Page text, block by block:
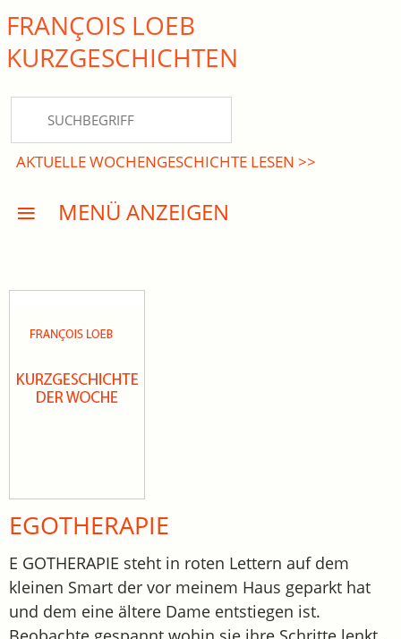
close Submenü
KURZGESCHICHTEN
DREISATZROMANE
PRESSE
FRANÇOIS LOEB
KURZ­GESCHICHTEN
AKTUELLE WOCHENGESCHICHTE LESEN >>
MENÜ ANZEIGEN
EGOTHERAPIE
E GOTHERAPIE steht in roten Lettern auf dem
kleinen Smart der vor meinem Haus geparkt hat
und dem eine ältere Dame entstiegen ist.